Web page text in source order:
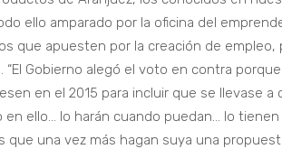
ello amparado por la oficina del
que apuesten por la creación de
“El Gobierno alegó el voto en contra
en el 2015 para incluir que se llevase
en ello… lo harán cuando puedan… lo
que una vez más hagan suya una